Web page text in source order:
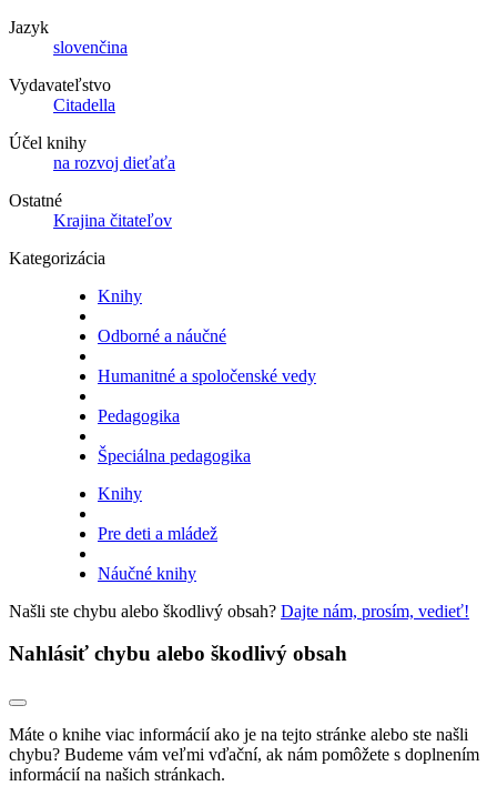
Jazyk
slovenčina
Vydavateľstvo
Citadella
Účel knihy
na rozvoj dieťaťa
Ostatné
Krajina čitateľov
Kategorizácia
Knihy
Odborné a náučné
Humanitné a spoločenské vedy
Pedagogika
Špeciálna pedagogika
Knihy
Pre deti a mládež
Náučné knihy
Našli ste chybu alebo škodlivý obsah? Dajte nám, prosím, vedieť!
Nahlásiť chybu alebo škodlivý obsah
Máte o knihe viac informácií ako je na tejto stránke alebo ste našli
chybu? Budeme vám veľmi vďační, ak nám pomôžete s doplnením
informácií na našich stránkach.